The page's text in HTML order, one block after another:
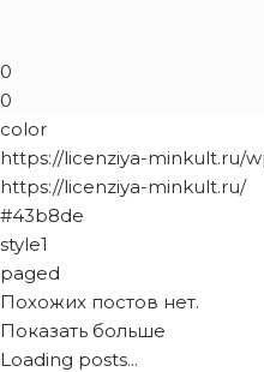
0
0
color
https://licenziya-minkult.ru/
https://licenziya-minkult.ru/
#43b8de
style1
paged
Похожих постов нет.
Показать больше
Loading posts...